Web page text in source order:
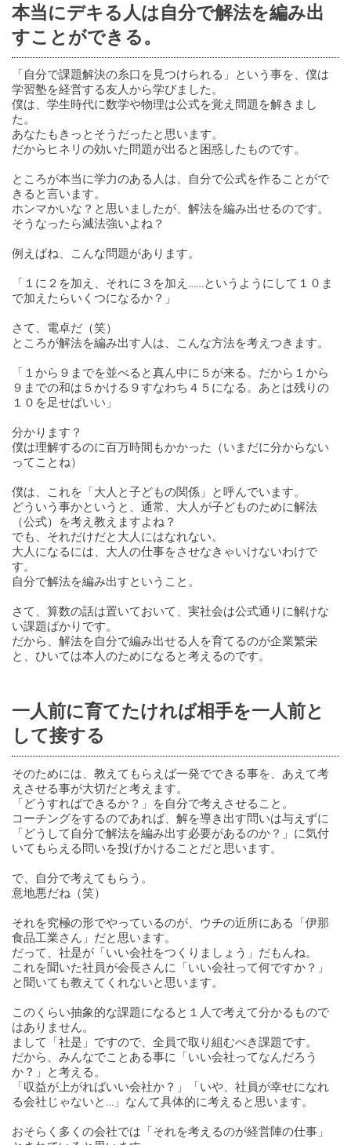
本当にデキる人は自分で解法を編み出
すことができる。
「自分で課題解決の糸口を見つけられる」という事を、僕は
学習塾を経営する友人から学びました。
僕は、学生時代に数学や物理は公式を覚え問題を解きまし
た。
あなたもきっとそうだったと思います。
だからヒネリの効いた問題が出ると困惑したものです。
ところが本当に学力のある人は、自分で公式を作ることがで
きると言います。
ホンマかいな？と思いましたが、解法を編み出せるのです。
そうなったら滅法強いよね？
例えばね、こんな問題があります。
「１に２を加え、それに３を加え……というようにして１０ま
で加えたらいくつになるか？」
さて、電卓だ（笑）
ところが解法を編み出す人は、こんな方法を考えつきます。
「１から９までを並べると真ん中に５が来る。だから１から
９までの和は５かける９すなわち４５になる。あとは残りの
１０を足せばいい」
分かります？
僕は理解するのに百万時間もかかった（いまだに分からない
ってことね）
僕は、これを「大人と子どもの関係」と呼んでいます。
どういう事かというと、通常、大人が子どものために解法
（公式）を考え教えますよね？
でも、それだけだと大人にはなれない。
大人になるには、大人の仕事をさせなきゃいけないわけで
す。
自分で解法を編み出すということ。
さて、算数の話は置いておいて、実社会は公式通りに解けな
い課題ばかりです。
だから、解法を自分で編み出せる人を育てるのが企業繁栄
と、ひいては本人のためになると考えるのです。
一人前に育てたければ相手を一人前と
して接する
そのためには、教えてもらえば一発でできる事を、あえて考
えさせる事が大切だと考えます。
「どうすればできるか？」を自分で考えさせること。
コーチングをするのであれば、解を導き出す問いは与えずに
「どうして自分で解法を編み出す必要があるのか？」に気付
いてもらえる問いを投げかけることだと思います。
で、自分で考えてもらう。
意地悪だね（笑）
それを究極の形でやっているのが、ウチの近所にある「伊那
食品工業さん」だと思います。
だって、社是が「いい会社をつくりましょう」だもんね。
これを聞いた社員が会長さんに「いい会社って何ですか？」
と聞いても教えてくれないと思います。
このくらい抽象的な課題になると１人で考えて分かるもので
はありません。
まして「社是」ですので、全員で取り組むべき課題です。
だから、みんなでことある事に「いい会社ってなんだろう
か？」と考える。
「収益が上がればいい会社か？」「いや、社員が幸せになれ
る会社じゃないと…」なんて具体的に考えると思います。
おそらく多くの会社では「それを考えるのが経営陣の仕事」